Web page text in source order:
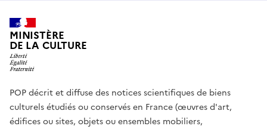
MINISTÈRE
DE LA CULTURE
POP décrit et diffuse des notices scientifiques de biens
culturels étudiés ou conservés en France (œuvres d'art,
édifices ou sites, objets ou ensembles mobiliers,